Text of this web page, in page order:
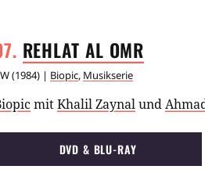
REHLAT AL OMR
(1984) | Biopic, Musikserie
mitKhalil Zaynalund
DVD & BLU-RAY